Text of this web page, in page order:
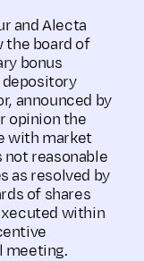
and Alecta
the board of
bonus
depository
announced by
opinion the
with market
reasonable
as resolved by
of shares
within
meeting.